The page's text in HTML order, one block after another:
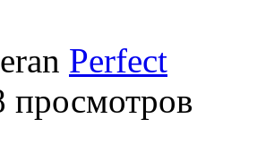
Perfect
просмотров